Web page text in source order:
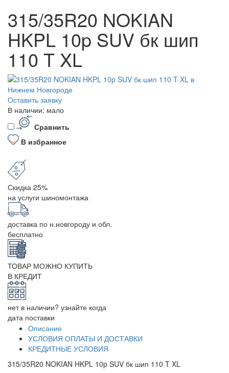
315/35R20 NOKIAN
HKPL 10p SUV бк шип
110 T XL
Оставить заявку
В наличии: мало
Сравнить
В избранное
Скидка 25%
на услуги шиномонтажа
доставка по н.новгороду и обл.
бесплатно
ТОВАР МОЖНО КУПИТЬ
В КРЕДИТ
нет в наличии? узнайте когда
дата поставки
Описание
УСЛОВИЯ ОПЛАТЫ И ДОСТАВКИ
КРЕДИТНЫЕ УСЛОВИЯ
315/35R20 NOKIAN HKPL 10p SUV бк шип 110 T XL